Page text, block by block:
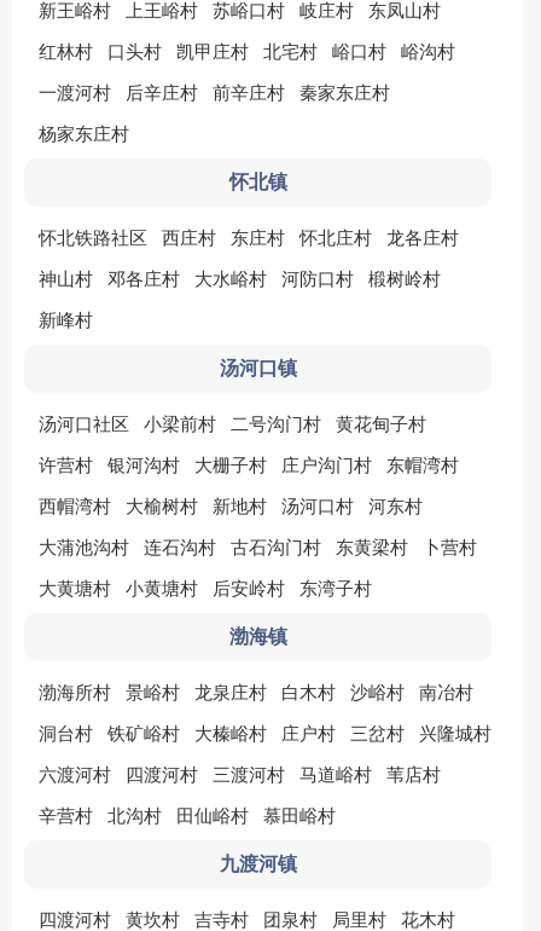
新王峪村 上王峪村 苏峪口村 岐庄村 东凤山村
红林村 口头村 凯甲庄村 北宅村 峪口村 峪沟村
一渡河村 后辛庄村 前辛庄村 秦家东庄村
杨家东庄村
怀北镇
怀北铁路社区 西庄村 东庄村 怀北庄村 龙各庄村
神山村 邓各庄村 大水峪村 河防口村 椴树岭村
新峰村
汤河口镇
汤河口社区 小梁前村 二号沟门村 黄花甸子村
许营村 银河沟村 大栅子村 庄户沟门村 东帽湾村
西帽湾村 大榆树村 新地村 汤河口村 河东村
大蒲池沟村 连石沟村 古石沟门村 东黄梁村 卜营村
大黄塘村 小黄塘村 后安岭村 东湾子村
渤海镇
渤海所村 景峪村 龙泉庄村 白木村 沙峪村 南冶村
洞台村 铁矿峪村 大榛峪村 庄户村 三岔村 兴隆城村
六渡河村 四渡河村 三渡河村 马道峪村 苇店村
辛营村 北沟村 田仙峪村 慕田峪村
九渡河镇
四渡河村 黄坎村 吉寺村 团泉村 局里村 花木村